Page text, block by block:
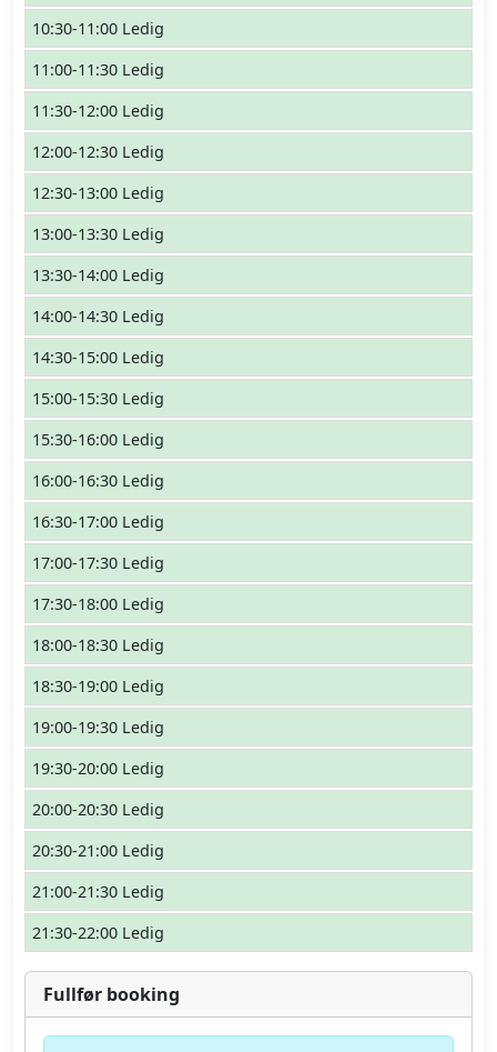
10:30-11:00 Ledig
11:00-11:30 Ledig
11:30-12:00 Ledig
12:00-12:30 Ledig
12:30-13:00 Ledig
13:00-13:30 Ledig
13:30-14:00 Ledig
14:00-14:30 Ledig
14:30-15:00 Ledig
15:00-15:30 Ledig
15:30-16:00 Ledig
16:00-16:30 Ledig
16:30-17:00 Ledig
17:00-17:30 Ledig
17:30-18:00 Ledig
18:00-18:30 Ledig
18:30-19:00 Ledig
19:00-19:30 Ledig
19:30-20:00 Ledig
20:00-20:30 Ledig
20:30-21:00 Ledig
21:00-21:30 Ledig
21:30-22:00 Ledig
Fullfør booking